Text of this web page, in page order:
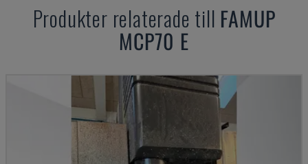
Produkter relaterade till FAMUP
MCP70 E